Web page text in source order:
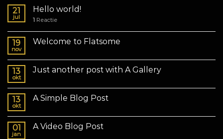
21
jul
Hello world!
1 Reactie
19
nov
Welcome to Flatsome
13
okt
Just another post with A Gallery
13
okt
A Simple Blog Post
01
jan
A Video Blog Post